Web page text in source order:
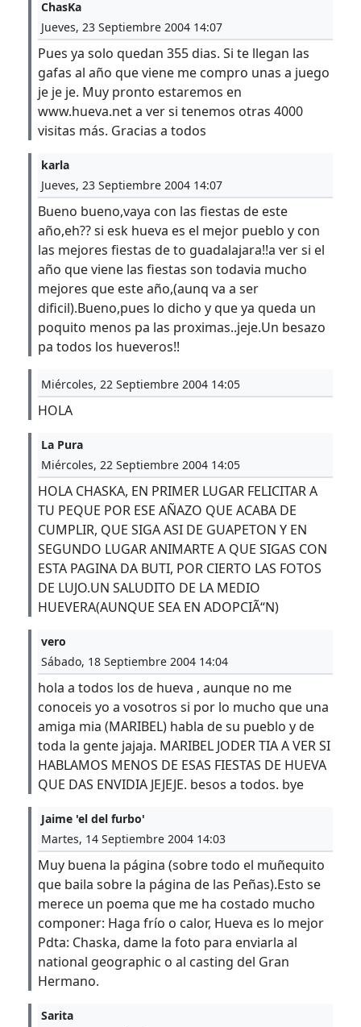
ChasKa
Jueves, 23 Septiembre 2004 14:07
Pues ya solo quedan 355 dias. Si te llegan las
gafas al año que viene me compro unas a juego
je je je. Muy pronto estaremos en
www.hueva.net a ver si tenemos otras 4000
visitas más. Gracias a todos
karla
Jueves, 23 Septiembre 2004 14:07
Bueno bueno,vaya con las fiestas de este
año,eh?? si esk hueva es el mejor pueblo y con
las mejores fiestas de to guadalajara!!a ver si el
año que viene las fiestas son todavia mucho
mejores que este año,(aunq va a ser
dificil).Bueno,pues lo dicho y que ya queda un
poquito menos pa las proximas..jeje.Un besazo
pa todos los hueveros!!
Miércoles, 22 Septiembre 2004 14:05
HOLA
La Pura
Miércoles, 22 Septiembre 2004 14:05
HOLA CHASKA, EN PRIMER LUGAR FELICITAR A
TU PEQUE POR ESE AÑAZO QUE ACABA DE
CUMPLIR, QUE SIGA ASI DE GUAPETON Y EN
SEGUNDO LUGAR ANIMARTE A QUE SIGAS CON
ESTA PAGINA DA BUTI, POR CIERTO LAS FOTOS
DE LUJO.UN SALUDITO DE LA MEDIO
HUEVERA(AUNQUE SEA EN ADOPCIÃ“N)
vero
Sábado, 18 Septiembre 2004 14:04
hola a todos los de hueva , aunque no me
conoceis yo a vosotros si por lo mucho que una
amiga mia (MARIBEL) habla de su pueblo y de
toda la gente jajaja. MARIBEL JODER TIA A VER SI
HABLAMOS MENOS DE ESAS FIESTAS DE HUEVA
QUE DAS ENVIDIA JEJEJE. besos a todos. bye
Jaime 'el del furbo'
Martes, 14 Septiembre 2004 14:03
Muy buena la página (sobre todo el muñequito
que baila sobre la página de las Peñas).Esto se
merece un poema que me ha costado mucho
componer: Haga frío o calor, Hueva es lo mejor
Pdta: Chaska, dame la foto para enviarla al
national geographic o al casting del Gran
Hermano.
Sarita